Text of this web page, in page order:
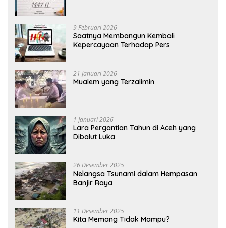
9 Februari 2026
Saatnya Membangun Kembali
Kepercayaan Terhadap Pers
21 Januari 2026
Mualem yang Terzalimin
1 Januari 2026
Lara Pergantian Tahun di Aceh yang
Dibalut Luka
26 Desember 2025
Nelangsa Tsunami dalam Hempasan
Banjir Raya
11 Desember 2025
Kita Memang Tidak Mampu?